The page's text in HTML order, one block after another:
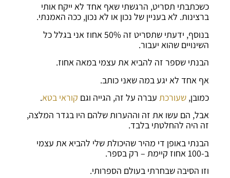
כשכתבתי תסריט, הרגשתי שאף אחד לא ייקח אותי
ברצינות. לא בעניין של נכון או לא נכון, ככה האמנתי.
בנוסף, ידעתי שתסריט זה 50% אחוז אני בגלל כל
השינויים שהוא יעבור.
הבנתי שספר זה להביא את עצמי במאה אחוז.
אף אחד לא יגע במה שאני כותב.
כמובן,שעורכת עברה על זה, הגייה וגם קוראי בטא.
אבל, הם עשו את זה וההערות שלהם היו בגדר המלצה,
זה היה להחלטתי בלבד.
הבנתי באופן די מהיר שהיכולת שלי להביא את עצמי
ב-100 אחוז קיימת – רק בספר.
וזו הסיבה שבחרתי בעולם הספרותי.